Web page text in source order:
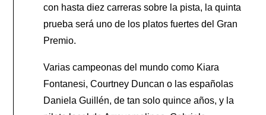
con hasta diez carreras sobre la pista, la quinta
prueba será uno de los platos fuertes del Gran
Premio.
Varias campeonas del mundo como Kiara
Fontanesi, Courtney Duncan o las españolas
Daniela Guillén, de tan solo quince años, y la